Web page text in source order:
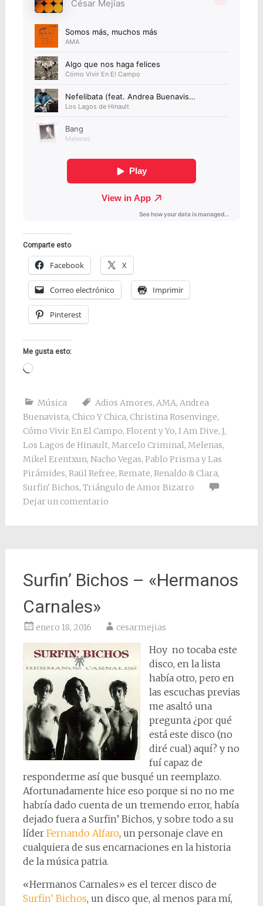
Comparte esto
Facebook X
Correo electrónico Imprimir
Pinterest
Me gusta esto:
Cargando...
Música Adios Amores, AMA, Andrea
Buenavista, Chico Y Chica, Christina Rosenvinge,
Cómo Vivir En El Campo, Florent y Yo, I Am Dive, J,
Los Lagos de Hinault, Marcelo Criminal, Melenas,
Mikel Erentxun, Nacho Vegas, Pablo Prisma y Las
Pirámides, Raül Refree, Remate, Renaldo & Clara,
Surfin' Bichos, Triángulo de Amor Bizarro
Dejar un comentario
Surfin’ Bichos – «Hermanos
Carnales»
enero 18, 2016 cesarmejias
Hoy no tocaba este
disco, en la lista
había otro, pero en
las escuchas previas
me asaltó una
pregunta ¿por qué
está este disco (no
diré cual) aquí? y no
fuí capaz de
responderme así que busqué un reemplazo.
Afortunadamente hice eso porque si no no me
habría dado cuenta de un tremendo error, había
dejado fuera a Surfin’ Bichos, y sobre todo a su
líder Fernando Alfaro, un personaje clave en
cualquiera de sus encarnaciones en la historia
de la música patria.
«Hermanos Carnales» es el tercer disco de
Surfin’ Bichos, un disco que, al menos para mí,